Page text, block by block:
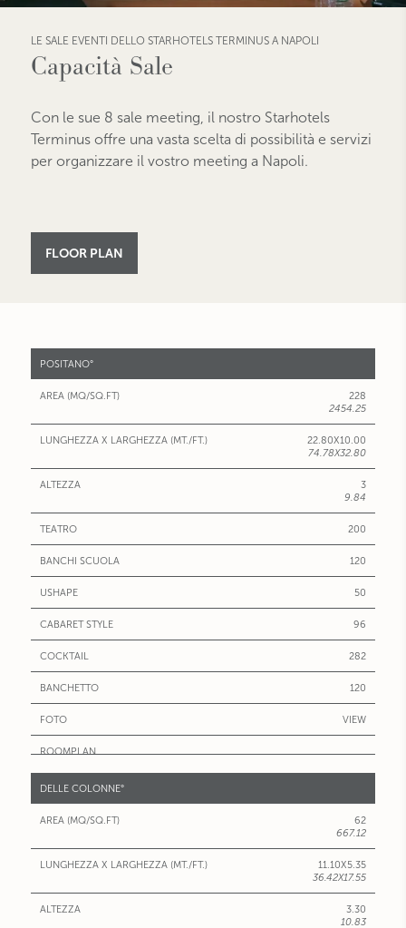
LE SALE EVENTI DELLO STARHOTELS TERMINUS A NAPOLI
Capacità Sale
Con le sue 8 sale meeting, il nostro Starhotels
Terminus offre una vasta scelta di possibilità e servizi
per organizzare il vostro meeting a Napoli.
FLOOR PLAN
SALE
(MT./FT.)
FOTO
ROOMPLAN
POSITANO°
228
2454.25
22.80X10.00
74.78X32.80
3
9.84
200
120
50
96
282
120
VIEW
DELLE COLONNE°
62
667.12
11.10X5.35
36.42X17.55
3.30
10.83